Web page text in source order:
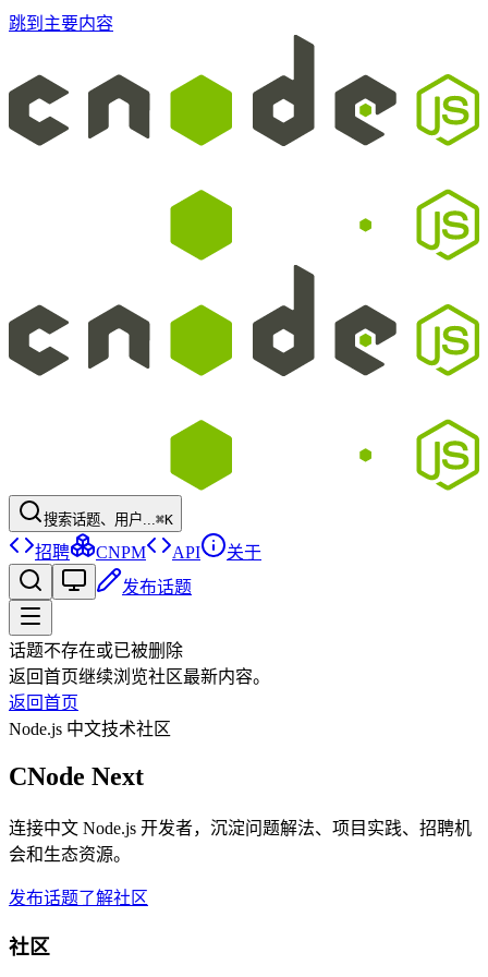
跳到主要内容
搜索话题、用户...⌘K
招聘 CNPM API
关于
发布话题
话题不存在或已被删除
返回首页继续浏览社区最新内容。
返回首页
Node.js 中文技术社区
CNode Next
连接中文 Node.js 开发者，沉淀问题解法、项目实践、招聘机
会和生态资源。
发布话题了解社区
社区